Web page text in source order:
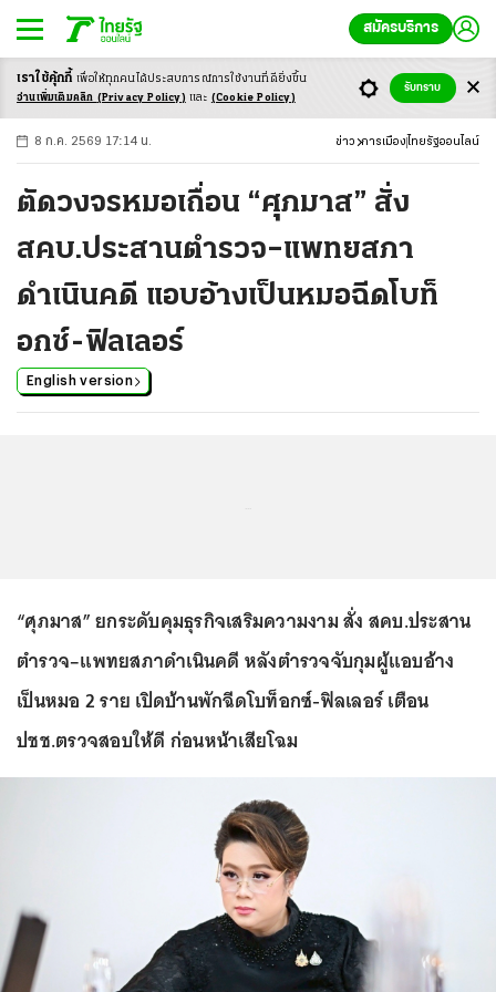
สมัครบริการ
-ก ก ก+
8 ก.ค. 2569 17:14 น. ข่าว การเมือง ไทยรัฐออนไลน์
ตัดวงจรหมอเถื่อน “ศุภมาส” สั่ง
สคบ.ประสานตำรวจ–แพทยสภา
ดำเนินคดี แอบอ้างเป็นหมอฉีดโบท็
อกซ์-ฟิลเลอร์
English version
“ศุภมาส” ยกระดับคุมธุรกิจเสริมความงาม สั่ง สคบ.ประสาน
ตำรวจ–แพทยสภาดำเนินคดี หลังตำรวจจับกุมผู้แอบอ้าง
เป็นหมอ 2 ราย เปิดบ้านพักฉีดโบท็อกซ์-ฟิลเลอร์ เตือน
ปชช.ตรวจสอบให้ดี ก่อนหน้าเสียโฉม
เราใช้คุ้กกี้ เพื่อให้ทุกคนได้ประสบการณ์การใช้งานที่ดียิ่งขึ้น
อ่านเพิ่มเติมคลิก (Privacy Policy) และ (Cookie Policy)
รับทราบ